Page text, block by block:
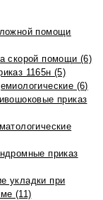
помощи
скорой помощи (6)
1165н (5)
(6)
приказ
приказ
укладки при
(11)